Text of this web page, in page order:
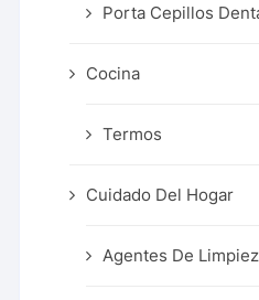
Porta Cepillos
Cocina
Termos
Cuidado Del Hogar
Agentes De